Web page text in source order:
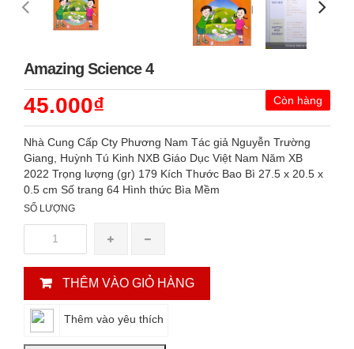
Amazing Science 4
Còn hàng
45.000₫
Nhà Cung Cấp Cty Phương Nam Tác giả Nguyễn Trường
Giang, Huỳnh Tú Kinh NXB Giáo Dục Việt Nam Năm XB
2022 Trọng lượng (gr) 179 Kích Thước Bao Bì 27.5 x 20.5 x
0.5 cm Số trang 64 Hình thức Bìa Mềm
SỐ LƯỢNG
THÊM VÀO GIỎ HÀNG
Thêm vào yêu thích